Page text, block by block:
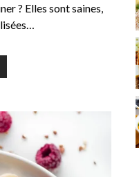
? Elles sont saines,